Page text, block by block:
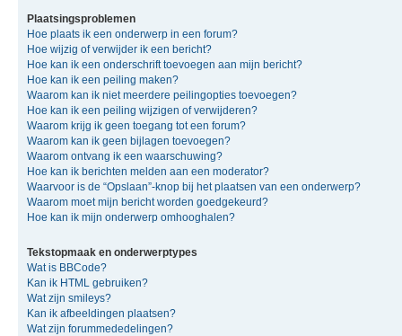
Plaatsingsproblemen
Hoe plaats ik een onderwerp in een forum?
Hoe wijzig of verwijder ik een bericht?
Hoe kan ik een onderschrift toevoegen aan mijn bericht?
Hoe kan ik een peiling maken?
Waarom kan ik niet meerdere peilingopties toevoegen?
Hoe kan ik een peiling wijzigen of verwijderen?
Waarom krijg ik geen toegang tot een forum?
Waarom kan ik geen bijlagen toevoegen?
Waarom ontvang ik een waarschuwing?
Hoe kan ik berichten melden aan een moderator?
Waarvoor is de “Opslaan”-knop bij het plaatsen van een onderwerp?
Waarom moet mijn bericht worden goedgekeurd?
Hoe kan ik mijn onderwerp omhooghalen?
Tekstopmaak en onderwerptypes
Wat is BBCode?
Kan ik HTML gebruiken?
Wat zijn smileys?
Kan ik afbeeldingen plaatsen?
Wat zijn forummededelingen?